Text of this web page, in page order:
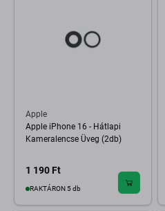
Apple
Apple iPhone 16 - Hátlapi
Kameralencse Üveg (2db)
1 190 Ft
RAKTÁRON 5 db